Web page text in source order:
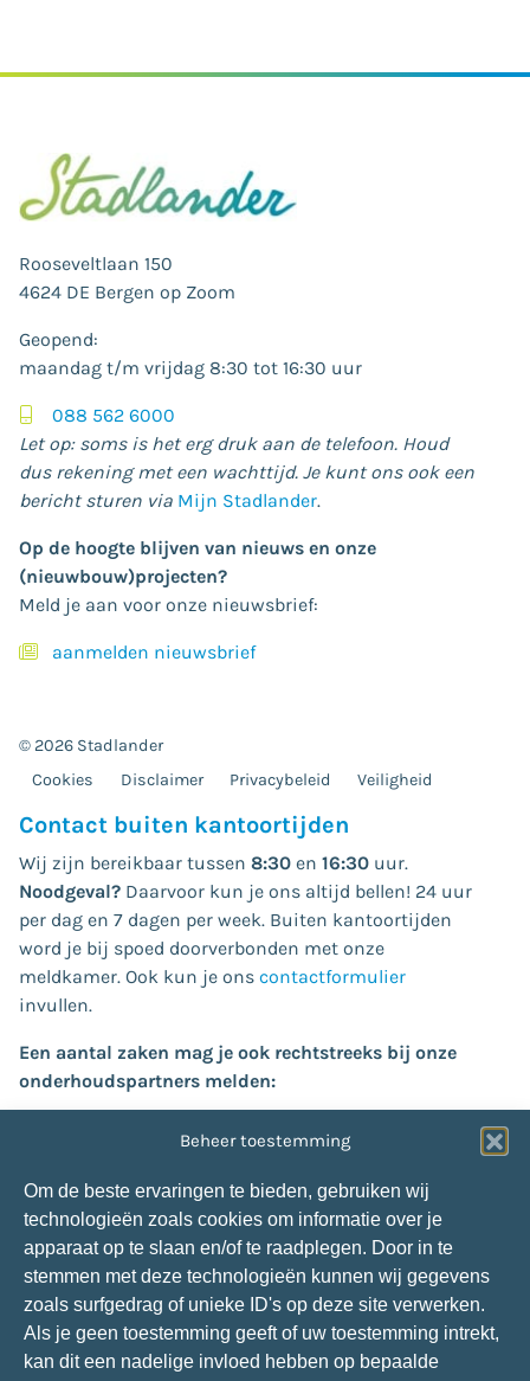
Beheer toestemming
Om de beste ervaringen te bieden, gebruiken wij
technologieën zoals cookies om informatie over je
apparaat op te slaan en/of te raadplegen. Door in te
stemmen met deze technologieën kunnen wij gegevens
zoals surfgedrag of unieke ID's op deze site verwerken.
Als je geen toestemming geeft of uw toestemming intrekt,
kan dit een nadelige invloed hebben op bepaalde
Rooseveltlaan 150
4624 DE Bergen op Zoom
Geopend:
maandag t/m vrijdag 8:30 tot 16:30 uur
088 562 6000
Let op: soms is het erg druk aan de telefoon. Houd
dus rekening met een wachttijd. Je kunt ons ook een
bericht sturen via Mijn Stadlander.
Op de hoogte blijven van nieuws en onze
(nieuwbouw)projecten?
Meld je aan voor onze nieuwsbrief:
aanmelden nieuwsbrief
© 2026 Stadlander
Cookies
Disclaimer Privacybeleid Veiligheid
Contact buiten kantoortijden
Wij zijn bereikbaar tussen 8:30 en 16:30 uur.
Noodgeval? Daarvoor kun je ons altijd bellen! 24 uur
per dag en 7 dagen per week. Buiten kantoortijden
word je bij spoed doorverbonden met onze
meldkamer. Ook kun je ons contactformulier
invullen.
Een aantal zaken mag je ook rechtstreeks bij onze
onderhoudspartners melden:
riool/afvoer dakgoot
Glasschade:
Snepvangers Glas:088-1660304
Storing centrale verwarming op Tholen:
Van de Velde Installatiegroep: 0113-572120
Storing centrale verwarming in andere gebieden:
P. Jansen Installatietechniek:088-7060240